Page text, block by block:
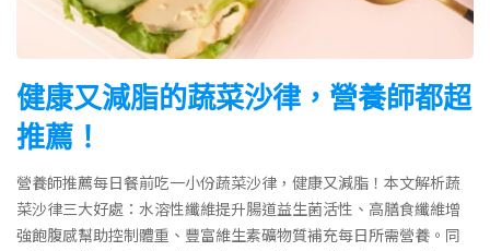
健康又減脂的蔬菜沙律，營養師都超
推薦！
營養師推薦每日餐前吃一小份蔬菜沙律，健康又減脂！本文解析蔬
菜沙律三大好處：水溶性纖維提升腸道益生菌活性、高膳食纖維增
強飽腹感幫助控制體重、豐富維生素礦物質補充每日所需營養。同